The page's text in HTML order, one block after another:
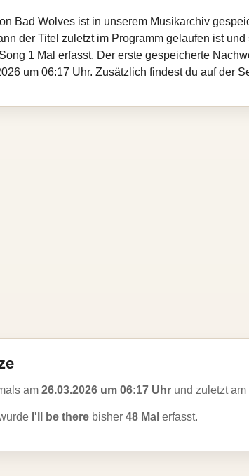
Bad Wolves ist in unserem Musikarchiv
der Titel zuletzt im Programm gelaufen ist
1 Mal erfasst. Der erste gespeicherte
um 06:17 Uhr. Zusätzlich findest du auf der
am 26.03.2026 um 06:17 Uhr und zuletzt am
I'll be there bisher 48 Mal erfasst.